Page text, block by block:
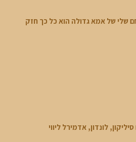
שלי של אמא גדולה הוא כל כך חזק
לונדון, אדמירל ליווי